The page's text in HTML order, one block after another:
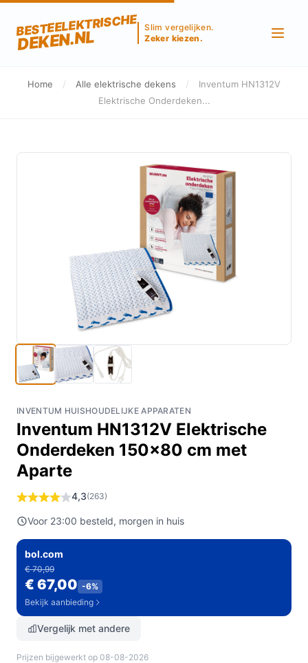
BESTEELEKTRISCHE
DEKEN.NL
Slim vergelijken.
Zeker kiezen.
Home / Alle elektrische dekens /
Inventum HN1312V
Elektrische Onderdeken...
INVENTUM HUISHOUDELIJKE APPARATEN
Inventum HN1312V Elektrische
Onderdeken 150x80 cm met
Aparte
4,3(263)
Voor 23:00 besteld, morgen in huis
bol.com
€ 70,99
€ 67,00 -6%
Bekijk aanbieding
Vergelijk met andere
Prijzen bijgewerkt op 08-08-2026